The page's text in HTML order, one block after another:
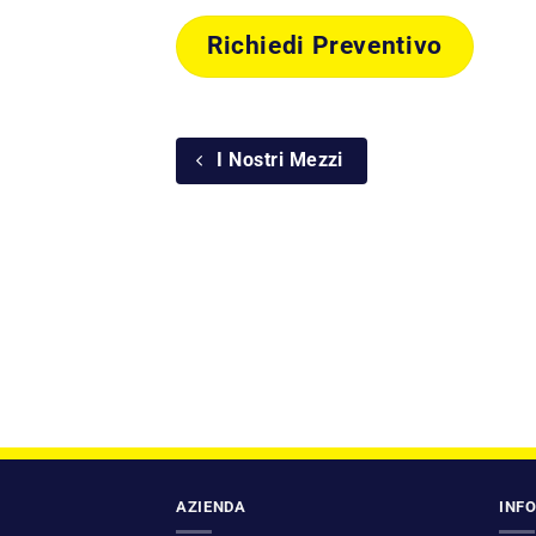
Richiedi Preventivo
I Nostri Mezzi
AZIENDA